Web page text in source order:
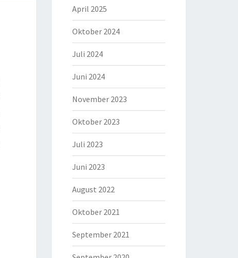
April 2025
Oktober 2024
Juli 2024
Juni 2024
November 2023
Oktober 2023
Juli 2023
Juni 2023
August 2022
Oktober 2021
September 2021